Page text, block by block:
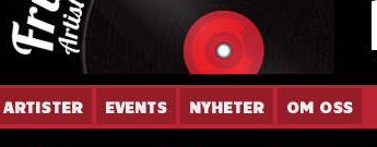
Gunnar Andersen
ARTISTER EVENTS NYHETER OM OSS